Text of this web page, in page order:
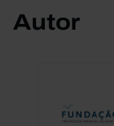
Autor